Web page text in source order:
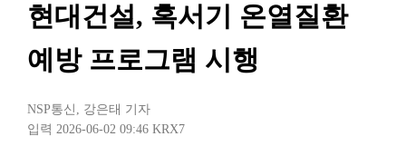
현대건설, 혹서기 온열질환
예방 프로그램 시행
NSP통신 , 강은태 기자
입력 2026-06-02 09:46 KRX7